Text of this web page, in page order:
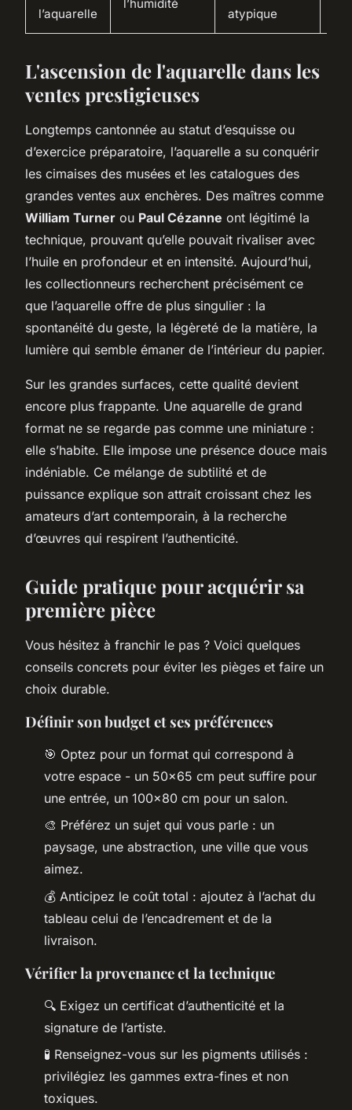
l’aquarelle
l’humidité
atypique
L'ascension de l'aquarelle dans les
ventes prestigieuses
Longtemps cantonnée au statut d’esquisse ou
d’exercice préparatoire, l’aquarelle a su conquérir
les cimaises des musées et les catalogues des
grandes ventes aux enchères. Des maîtres comme
William Turner ou Paul Cézanne ont légitimé la
technique, prouvant qu’elle pouvait rivaliser avec
l’huile en profondeur et en intensité. Aujourd’hui,
les collectionneurs recherchent précisément ce
que l’aquarelle offre de plus singulier : la
spontanéité du geste, la légèreté de la matière, la
lumière qui semble émaner de l’intérieur du papier.
Sur les grandes surfaces, cette qualité devient
encore plus frappante. Une aquarelle de grand
format ne se regarde pas comme une miniature :
elle s’habite. Elle impose une présence douce mais
indéniable. Ce mélange de subtilité et de
puissance explique son attrait croissant chez les
amateurs d’art contemporain, à la recherche
d’œuvres qui respirent l’authenticité.
Guide pratique pour acquérir sa
première pièce
Vous hésitez à franchir le pas ? Voici quelques
conseils concrets pour éviter les pièges et faire un
choix durable.
Définir son budget et ses préférences
🎯 Optez pour un format qui correspond à
votre espace - un 50x65 cm peut suffire pour
une entrée, un 100x80 cm pour un salon.
🎨 Préférez un sujet qui vous parle : un
paysage, une abstraction, une ville que vous
aimez.
💰 Anticipez le coût total : ajoutez à l’achat du
tableau celui de l’encadrement et de la
livraison.
Vérifier la provenance et la technique
🔍 Exigez un certificat d’authenticité et la
signature de l’artiste.
🧪 Renseignez-vous sur les pigments utilisés :
privilégiez les gammes extra-fines et non
toxiques.